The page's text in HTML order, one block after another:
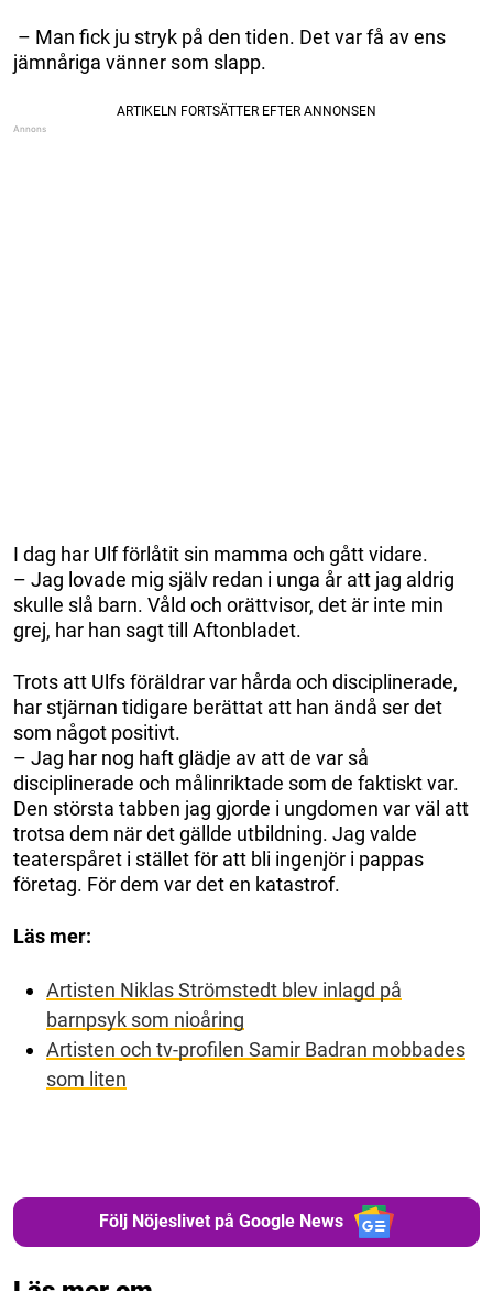
– Man fick ju stryk på den tiden. Det var få av ens
jämnåriga vänner som slapp.
I dag har Ulf förlåtit sin mamma och gått vidare.
– Jag lovade mig själv redan i unga år att jag aldrig
skulle slå barn. Våld och orättvisor, det är inte min
grej, har han sagt till Aftonbladet.
Trots att Ulfs föräldrar var hårda och disciplinerade,
har stjärnan tidigare berättat att han ändå ser det
som något positivt.
– Jag har nog haft glädje av att de var så
disciplinerade och målinriktade som de faktiskt var.
Den största tabben jag gjorde i ungdomen var väl att
trotsa dem när det gällde utbildning. Jag valde
teaterspåret i stället för att bli ingenjör i pappas
företag. För dem var det en katastrof.
Läs mer:
Artisten Niklas Strömstedt blev inlagd på
barnpsyk som nioåring
Artisten och tv-profilen Samir Badran mobbades
som liten
Följ Nöjeslivet på Google News